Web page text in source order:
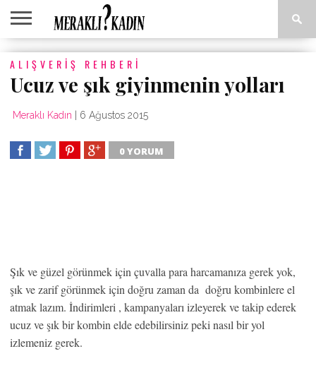
ANASAYFA
ANNE &
ÇOCUK
AŞK &
İLIŞKILER
ASTROLOJI
EĞLENCE
GÜZELLIK
MODA
SAĞLIK
YEMEK
TARIFLERI
ALIŞVERIŞ REHBERI
Ucuz ve şık giyinmenin yolları
Meraklı Kadın 6 Ağustos 2015
0 YORUM
Şık ve güzel görünmek için çuvalla para harcamanıza gerek yok,
şık ve zarif görünmek için doğru zaman da doğru kombinlere el
atmak lazım. İndirimleri , kampanyaları izleyerek ve takip ederek
ucuz ve şık bir kombin elde edebilirsiniz peki nasıl bir yol
izlemeniz gerek.